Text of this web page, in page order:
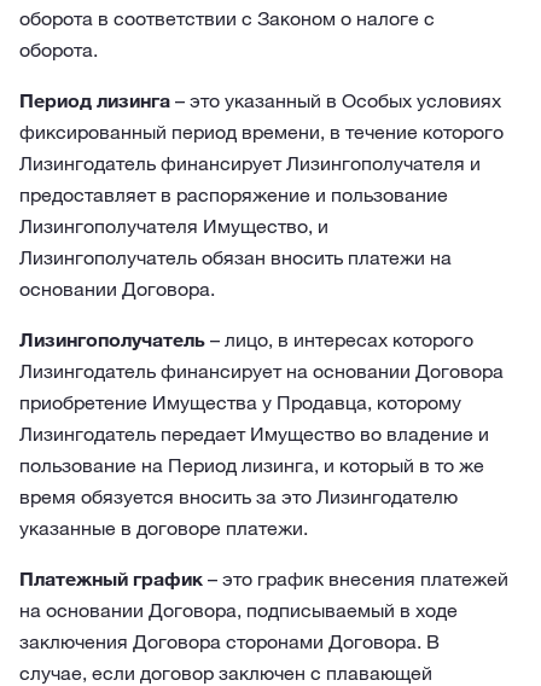
оборота в соответствии с Законом о налоге с
оборота.
Период лизинга – это указанный в Особых условиях
фиксированный период времени, в течение которого
Лизингодатель финансирует Лизингополучателя и
предоставляет в распоряжение и пользование
Лизингополучателя Имущество, и
Лизингополучатель обязан вносить платежи на
основании Договора.
Лизингополучатель – лицо, в интересах которого
Лизингодатель финансирует на основании Договора
приобретение Имущества у Продавца, которому
Лизингодатель передает Имущество во владение и
пользование на Период лизинга, и который в то же
время обязуется вносить за это Лизингодателю
указанные в договоре платежи.
Платежный график – это график внесения платежей
на основании Договора, подписываемый в ходе
заключения Договора сторонами Договора. В
случае, если договор заключен с плавающей